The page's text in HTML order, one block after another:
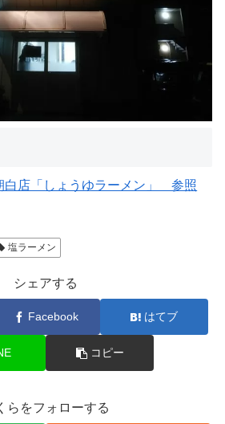
店「しょうゆラーメン」 参照
塩ラーメン
シェアする
Facebook はてブ
コピー
らをフォローする